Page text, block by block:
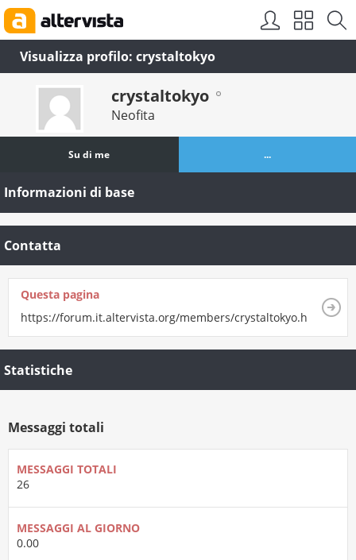
Visualizza profilo: crystaltokyo
crystaltokyo
Neofita
Su di me ...
Informazioni di base
Contatta
Questa pagina
https://forum.it.altervista.org/members/crystaltokyo.html
Statistiche
Messaggi totali
MESSAGGI TOTALI
26
MESSAGGI AL GIORNO
0.00